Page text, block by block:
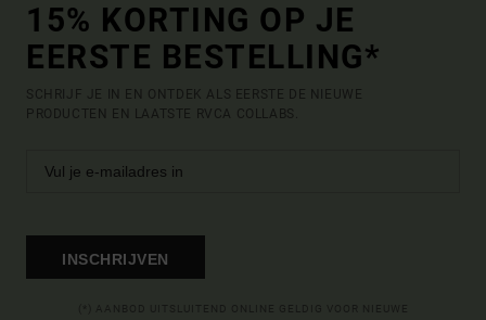
15% KORTING OP JE
EERSTE BESTELLING*
SCHRIJF JE IN EN ONTDEK ALS EERSTE DE NIEUWE
PRODUCTEN EN LAATSTE RVCA COLLABS.
INSCHRIJVEN